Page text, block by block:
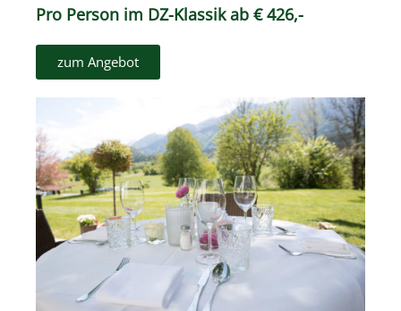
Pro Person im DZ-Klassik ab € 426,-
zum Angebot